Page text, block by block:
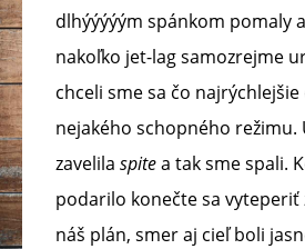
dlhýýýýým spánkom pomaly
nakoľko jet-lag samozrejme
chceli sme sa čo
nejakého schopného režimu.
zavelila spitea tak sme spali.
podarilo konečte sa vyteperiť
náš plán, smer aj cieľ boli